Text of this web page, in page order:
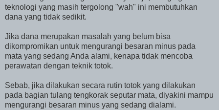
teknologi yang masih tergolong "wah" ini membutuhkan
dana yang tidak sedikit.
Jika dana merupakan masalah yang belum bisa
dikompromikan untuk mengurangi besaran minus pada
mata yang sedang Anda alami, kenapa tidak mencoba
perawatan dengan teknik totok.
Sebab, jika dilakukan secara rutin totok yang dilakukan
pada bagian tulang tengkorak seputar mata, diyakini mampu
mengurangi besaran minus yang sedang dialami.